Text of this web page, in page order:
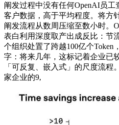
阐发过程中没有任何OpenAI员
客户数据，高于平均程度。将方
阐发流程从数周压缩至数小时。
表白利用深度取产出成反比：节
个组织处置了跨越100亿个Token
字：将来几年，这标记着企业已
「可反复、嵌入式」的尺度流程
家企业的9,